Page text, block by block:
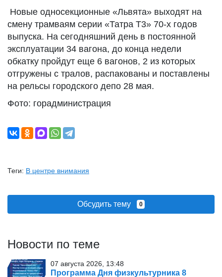
Новые односекционные «Львята» выходят на
смену трамваям серии «Татра Т3» 70-х годов
выпуска. На сегодняшний день в постоянной
эксплуатации 34 вагона, до конца недели
обкатку пройдут еще 6 вагонов, 2 из которых
отгружены с тралов, распакованы и поставлены
на рельсы городского депо 28 мая.
Фото: горадминистрация
Теги: В центре внимания
Обсудить тему 0
Новости по теме
07 августа 2026, 13:48
Программа Дня физкультурника 8